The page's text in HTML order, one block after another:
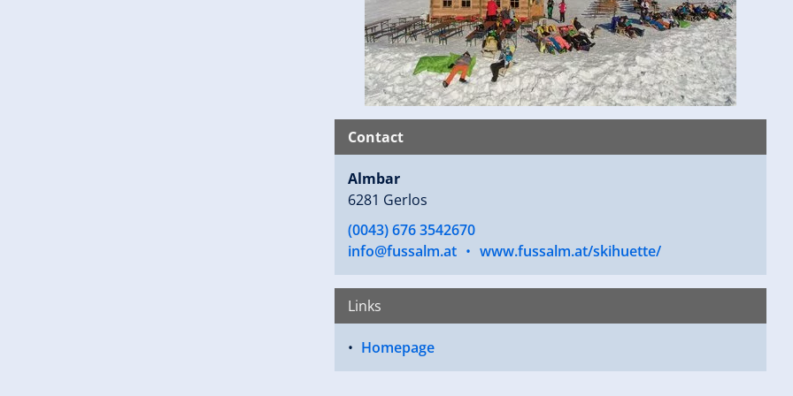
Contact
Almbar
6281 Gerlos
(0043) 676 3542670
info@fussalm.at • www.fussalm.at/skihuette/
Links
Homepage